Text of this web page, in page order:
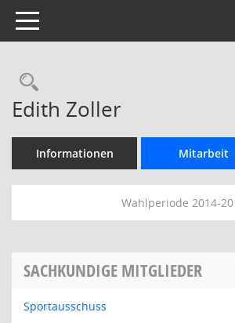
Toggle navigation
Rechercheauswahl
Edith Zoller
Informationen Mitarbeit
Wahlperiode 2014-
SACHKUNDIGE MITGLIEDER
Sportausschuss